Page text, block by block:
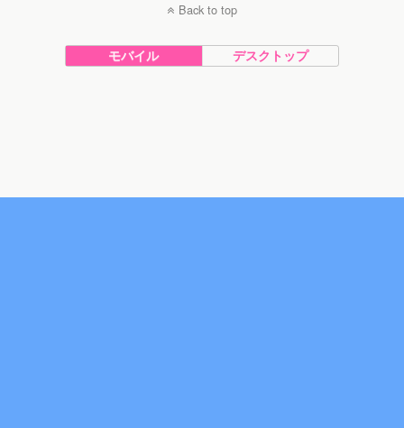
Back to top
モバイル デスクトップ